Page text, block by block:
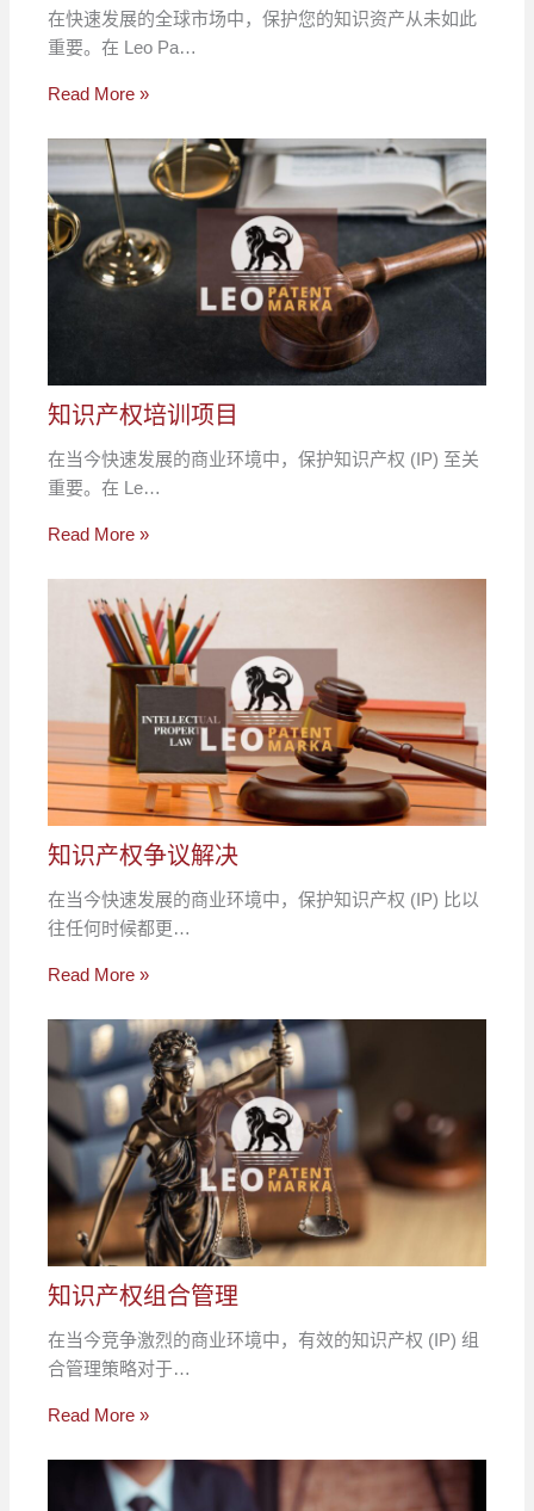
在快速发展的全球市场中，保护您的知识资产从未如此
重要。在 Leo Pa…
Read More »
知识产权培训项目
在当今快速发展的商业环境中，保护知识产权 (IP) 至关
重要。在 Le…
Read More »
知识产权争议解决
在当今快速发展的商业环境中，保护知识产权 (IP) 比以
往任何时候都更…
Read More »
知识产权组合管理
在当今竞争激烈的商业环境中，有效的知识产权 (IP) 组
合管理策略对于…
Read More »